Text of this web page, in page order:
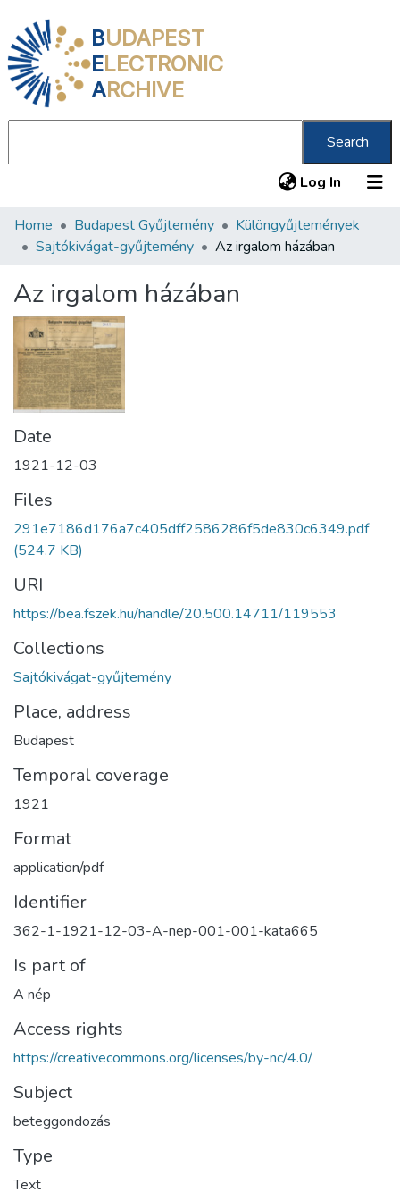
BUDAPEST
ELECTRONIC
ARCHIVE
Search
Log In (current)
Communities & Collections
Statistics
About us
Home Budapest Gyűjtemény
Különgyűjtemények
Sajtókivágat-gyűjtemény
Az irgalom házában
Az irgalom házában
Date
1921-12-03
Files
291e7186d176a7c405dff2586286f5de830c6349.pdf
(524.7 KB)
URI
https://bea.fszek.hu/handle/20.500.14711/119553
Collections
Sajtókivágat-gyűjtemény
Place, address
Budapest
Temporal coverage
1921
Format
application/pdf
Identifier
362-1-1921-12-03-A-nep-001-001-kata665
Is part of
A nép
Access rights
https://creativecommons.org/licenses/by-nc/4.0/
Subject
beteggondozás
Type
Text